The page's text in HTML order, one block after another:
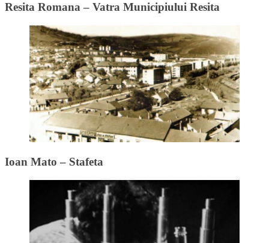
Resita Romana – Vatra Municipiului Resita
Ioan Mato – Stafeta